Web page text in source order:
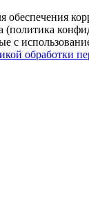
(политика
с
обработки